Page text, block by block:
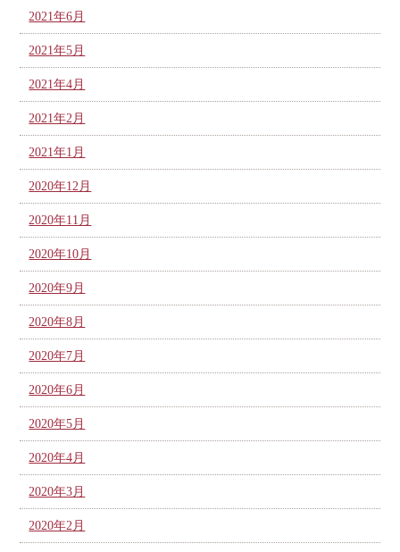
2021年6月
2021年5月
2021年4月
2021年2月
2021年1月
2020年12月
2020年11月
2020年10月
2020年9月
2020年8月
2020年7月
2020年6月
2020年5月
2020年4月
2020年3月
2020年2月